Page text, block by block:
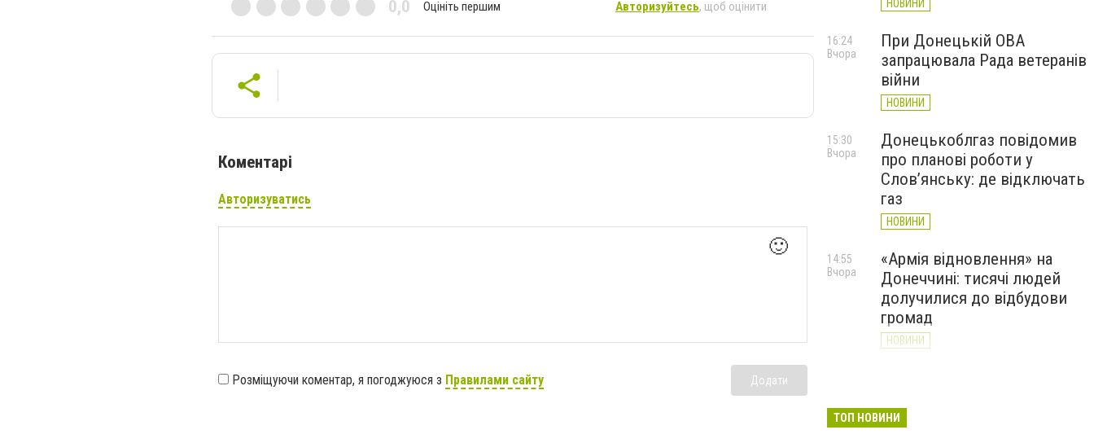
0,0 Оцініть першим Авторизуйтесь, щоб оцінити
Коментарі
Авторизуватись
🙂
Розміщуючи коментар, я погоджуюся з Правилами сайту Додати
НОВИНИ
При Донецькій ОВА
запрацювала Рада ветеранів
війни
НОВИНИ
16:24
Вчора
Донецькоблгаз повідомив
про планові роботи у
Слов’янську: де відключать
газ
НОВИНИ
15:30
Вчора
«Армія відновлення» на
Донеччині: тисячі людей
долучилися до відбудови
громад
НОВИНИ
14:55
Вчора
працюють на Донеччині
ТОП НОВИНИ